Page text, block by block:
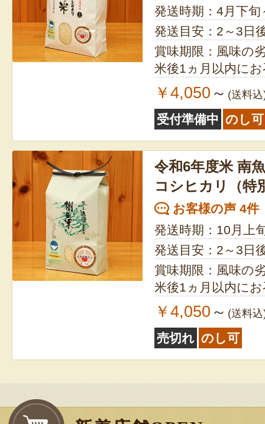
発送時期：4月下旬
発送目安：2～3日
賞味期限：風味の
米後1ヵ月以内に
￥4,050 ～ (送料
受付準備中 のし可
令和6年度米 南
コシヒカリ（特
お客様の声 4件
発送時期：10月上
発送目安：2～3日
賞味期限：風味の
米後1ヵ月以内に
￥4,050 ～ (送料
売切れ のし可